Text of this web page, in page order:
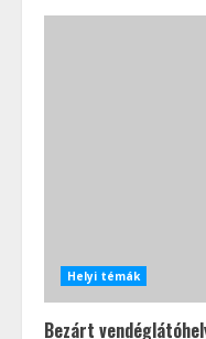
Helyi témák
Bezárt